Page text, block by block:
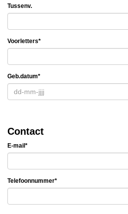
Tussenv.
Voorletters*
Geb.datum*
Contact
E-mail*
Telefoonnummer*